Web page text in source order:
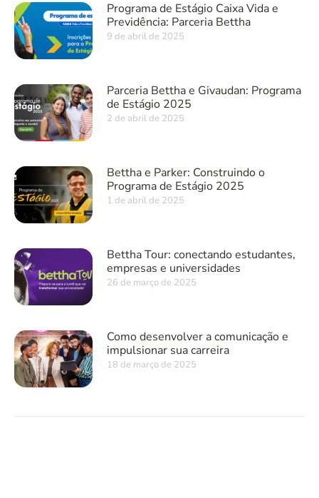
Programa de Estágio Caixa Vida e
Previdência: Parceria Bettha
9 de abril de 2025
Parceria Bettha e Givaudan: Programa
de Estágio 2025
2 de abril de 2025
Bettha e Parker: Construindo o
Programa de Estágio 2025
1 de abril de 2025
Bettha Tour: conectando estudantes,
empresas e universidades
26 de março de 2025
Como desenvolver a comunicação e
impulsionar sua carreira
18 de março de 2025